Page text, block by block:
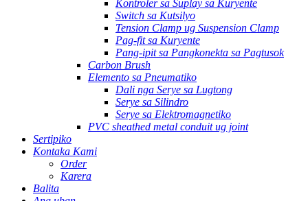
Kontroler sa Suplay sa Kuryente
Switch sa Kutsilyo
Tension Clamp ug Suspension Clamp
Pag-fit sa Kuryente
Pang-ipit sa Pangkonekta sa Pagtusok
Carbon Brush
Elemento sa Pneumatiko
Dali nga Serye sa Lugtong
Serye sa Silindro
Serye sa Elektromagnetiko
PVC sheathed metal conduit ug joint
Sertipiko
Kontaka Kami
Order
Karera
Balita